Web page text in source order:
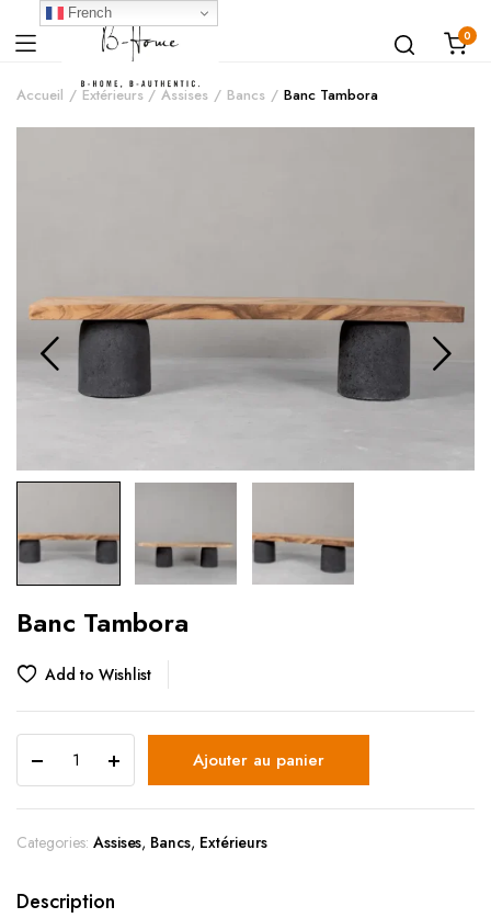
0
Accueil Extérieurs Assises Bancs Banc Tambora
Banc Tambora
Add to Wishlist
Ajouter au panier
Categories: Assises, Bancs, Extérieurs
Description
French